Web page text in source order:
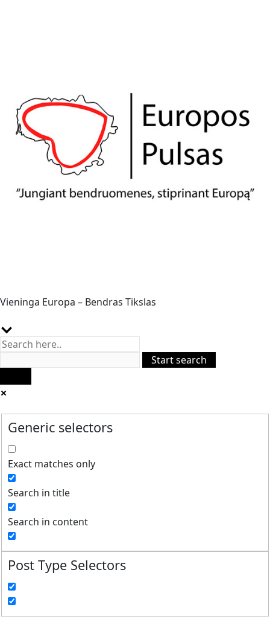
Vieninga Europa – Bendras Tikslas
Generic selectors
Exact matches only
Search in title
Search in content
Post Type Selectors